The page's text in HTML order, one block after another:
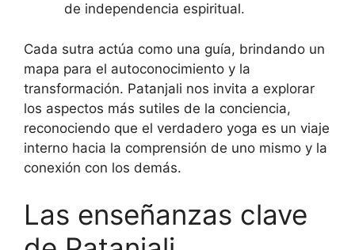
de independencia espiritual.
Cada sutra actúa como una guía, brindando un
mapa para el autoconocimiento y la
transformación. Patanjali nos invita a explorar
los aspectos más sutiles de la conciencia,
reconociendo que el verdadero yoga es un viaje
interno hacia la comprensión de uno mismo y la
conexión con los demás.
Las enseñanzas clave